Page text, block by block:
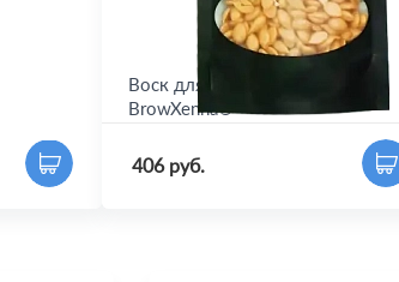
Воск для депиляции бровей
BrowXenna®
406 руб.